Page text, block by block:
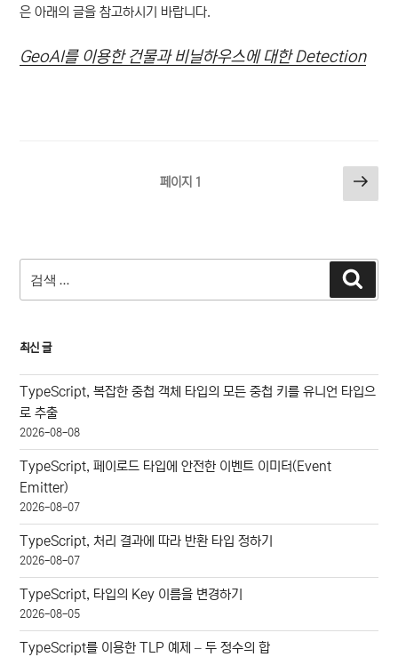
은 아래의 글을 참고하시기 바랍니다.
GeoAI를 이용한 건물과 비닐하우스에 대한 Detection
매
김
페이지 1
다
음
색:
색
최신 글
TypeScript, 복잡한 중첩 객체 타입의 모든 중첩 키를 유니언 타입으
로 추출
2026-08-08
TypeScript, 페이로드 타입에 안전한 이벤트 이미터(Event
Emitter)
2026-08-07
TypeScript, 처리 결과에 따라 반환 타입 정하기
2026-08-07
TypeScript, 타입의 Key 이름을 변경하기
2026-08-05
TypeScript를 이용한 TLP 예제 – 두 정수의 합